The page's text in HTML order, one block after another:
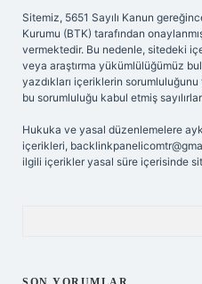
Sitemiz, 5651 Sayılı Kanun
Kurumu (BTK) tarafından
vermektedir. Bu nedenle, sitedeki
veya araştırma yükümlülüğümüz
yazdıkları içeriklerin
bu sorumluluğu kabul etmiş
Hukuka ve yasal düzenlemelere
içerikleri,
ilgili içerikler yasal süre içerisinde